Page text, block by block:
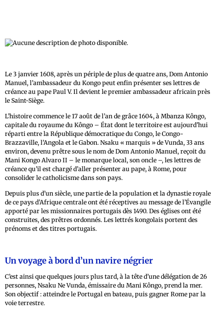
Le 3 janvier 1608, après un périple de plus de quatre ans, Dom Antonio
Manuel, l’ambassadeur du Kongo peut enfin présenter ses lettres de
créance au pape Paul V. Il devient le premier ambassadeur africain près
le Saint-Siège.
L’histoire commence le 17 août de l’an de grâce 1604, à Mbanza Kôngo,
capitale du royaume du Kôngo – État dont le territoire est aujourd’hui
réparti entre la République démocratique du Congo, le Congo-
Brazzaville, l’Angola et le Gabon. Nsaku « marquis » de Vunda, 33 ans
environ, devenu prêtre sous le nom de Dom Antonio Manuel, reçoit du
Mani Kongo Alvaro II – le monarque local, son oncle –, les lettres de
créance qu’il est chargé d’aller présenter au pape, à Rome, pour
consolider le catholicisme dans son pays.
Depuis plus d’un siècle, une partie de la population et la dynastie royale
de ce pays d’Afrique centrale ont été réceptives au message de l’Évangile
apporté par les missionnaires portugais dès 1490. Des églises ont été
construites, des prêtres ordonnés. Les lettrés kongolais portent des
prénoms et des titres portugais.
Un voyage à bord d’un navire négrier
C’est ainsi que quelques jours plus tard, à la tête d’une délégation de 26
personnes, Nsaku Ne Vunda, émissaire du Mani Kôngo, prend la mer.
Son objectif : atteindre le Portugal en bateau, puis gagner Rome par la
voie terrestre.